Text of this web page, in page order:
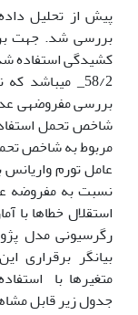
پیش از تحلیل
بررسی شد. جهت
58/2_ می­باشد
بررسی مفروضهی
شاخص تحمل
عامل تورم واریانس بیشتر از 10 نمی
نسبت به مفروضه
استقلال خطاها با
رگرسیونی مدل
بیانگر
متغیرها با
جدول زیر قابل